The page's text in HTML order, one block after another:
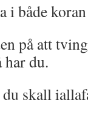
i både
på att
har du.
skall